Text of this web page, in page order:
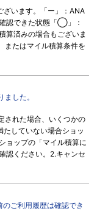
ざいます。「ー」：ANA
認できた状態「◯」：
算済みの場合もございま
またはマイル積算条件を
した。
された場合、いくつかの
たしていない場合ショッ
ョップの「マイル積算に
認ください。2.キャンセ
のご利用履歴は確認でき